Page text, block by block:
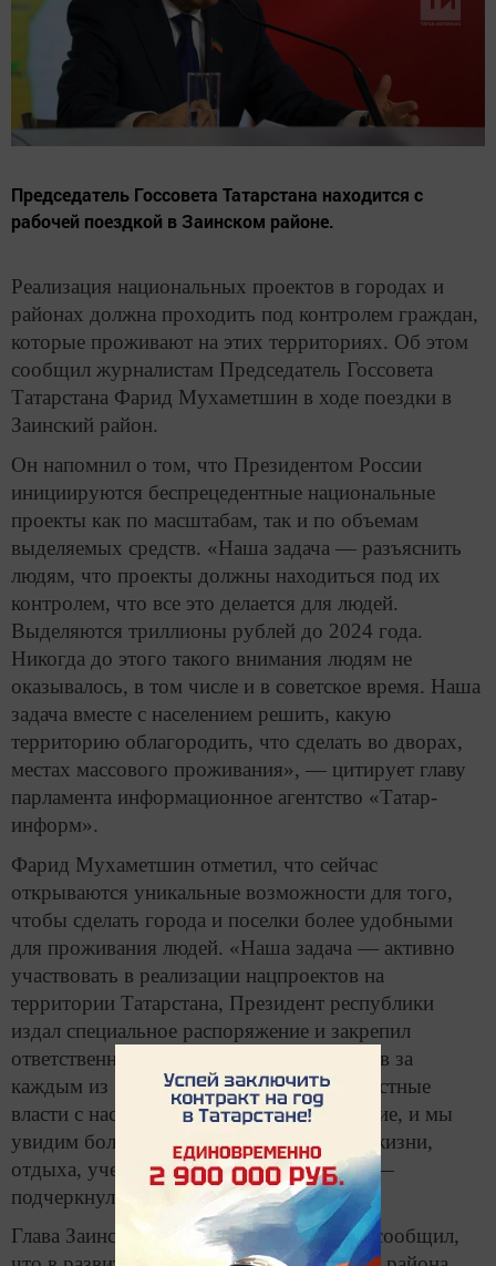
Председатель Госсовета Татарстана находится с
рабочей поездкой в Заинском районе.
Реализация национальных проектов в городах и
районах должна проходить под контролем граждан,
которые проживают на этих территориях. Об этом
сообщил журналистам Председатель Госсовета
Татарстана Фарид Мухаметшин в ходе поездки в
Заинский район.
Он напомнил о том, что Президентом России
инициируются беспрецедентные национальные
проекты как по масштабам, так и по объемам
выделяемых средств. «Наша задача — разъяснить
людям, что проекты должны находиться под их
контролем, что все это делается для людей.
Выделяются триллионы рублей до 2024 года.
Никогда до этого такого внимания людям не
оказывалось, в том числе и в советское время. Наша
задача вместе с населением решить, какую
территорию облагородить, что сделать во дворах,
местах массового проживания», — цитирует главу
парламента информационное агентство «Татар-
информ».
Фарид Мухаметшин отметил, что сейчас
открываются уникальные возможности для того,
чтобы сделать города и поселки более удобными
для проживания людей. «Наша задача — активно
участвовать в реализации нацпроектов на
территории Татарстана, Президент республики
издал специальное распоряжение и закрепил
ответственных от министерств и ведомств за
каждым из 12 нацпроектов. Я думаю, местные
власти с населением подхватят это желание, и мы
увидим более комфортные условия для жизни,
отдыха, учебы и досуга наших людей», —
подчеркнул он.
Глава Заинского района Разиф Каримов сообщил,